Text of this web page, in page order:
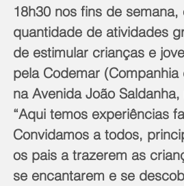
18h30 nos fins de
quantidade de atividades
de estimular crianças e
pela Codemar
na Avenida João
“Aqui temos experiências
Convidamos a todos,
os pais a trazerem as
se encantarem e se